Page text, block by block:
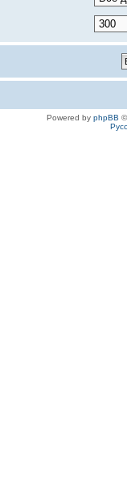
Powered by phpBB